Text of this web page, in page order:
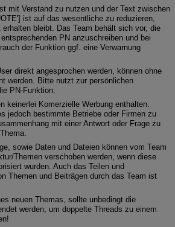
mit Verstand zu nutzen und der Text zwischen
ist auf das wesentliche zu reduzieren,
bleibt. Das Team behält sich vor, die
PN anzuschreiben und bei
der Funktion ggf. eine Verwarnung
direkt angesprochen werden, können ohne
werden. Bitte nutzt zur persönlichen
PN-Funktion.
keinerlei Komerzielle Werbung enthalten.
jedoch bestimmte Betriebe oder Firmen zu
mit einer Antwort oder Frage zu
sowie Daten und Dateien können vom Team
Themen verschoben werden, wenn diese
wurden. Auch das Teilen und
Themen und Beiträgen durch das Team ist
neuen Themas, sollte unbedingt die
werden, um doppelte Threads zu einem